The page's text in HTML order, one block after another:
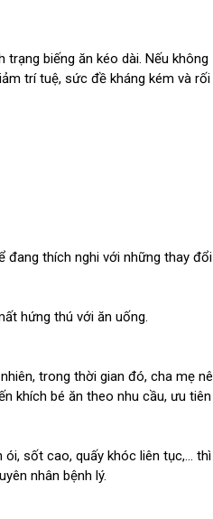
biếng ăn kéo dài. Nếu không
trí tuệ, sức đề kháng kém và rối
đang thích nghi với những thay đổi
hứng thú với ăn uống.
trong thời gian đó, cha mẹ
khích bé ăn theo nhu cầu, ưu tiên
ói, sốt cao, quấy khóc liên tục,… thì
nhân bệnh lý.